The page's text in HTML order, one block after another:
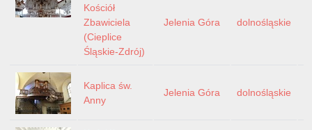
Kościół
Zbawiciela
(Cieplice
Śląskie-Zdrój)
Jelenia Góra dolnośląskie
Kaplica św.
Anny
Jelenia Góra dolnośląskie